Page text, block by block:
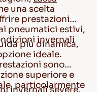
una scelta
prestazioni
pneumatici estivi,
invernali
più dinamica,
ideale.
sono
superiore e
particolarmente
invernali severe,